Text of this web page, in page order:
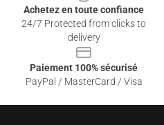
Achetez en toute confiance
24/7 Protected from clicks to
delivery
Paiement 100% sécurisé
PayPal / MasterCard / Visa